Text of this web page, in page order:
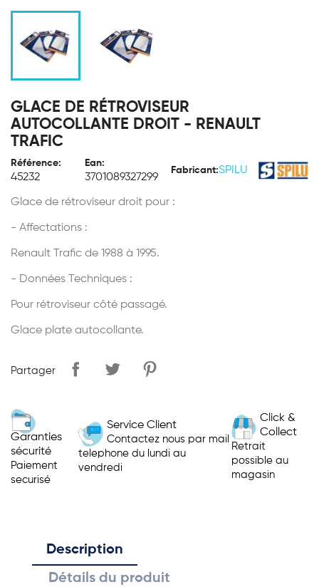
GLACE DE RÉTROVISEUR
AUTOCOLLANTE DROIT - RENAULT
TRAFIC
Référence:
45232
Ean:
3701089327299
Fabricant:SPILU
Glace de rétroviseur droit pour :
- Affectations :
Renault Trafic de 1988 à 1995.
- Données Techniques :
Pour rétroviseur côté passagé.
Glace plate autocollante.
Partager
Garanties
sécurité
Paiement
securisé
Service Client
Contactez nous par mail
telephone du lundi au
vendredi
Click &
Collect
Retrait
possible au
magasin
Description
Détails du produit